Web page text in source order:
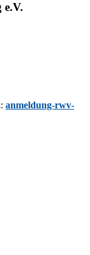
e.V.
anmeldung-rwv-